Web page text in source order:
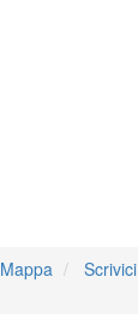
Mappa Scrivici